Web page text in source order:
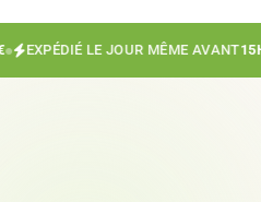
EXPÉDIÉ LE JOUR MÊME AVANT15H●